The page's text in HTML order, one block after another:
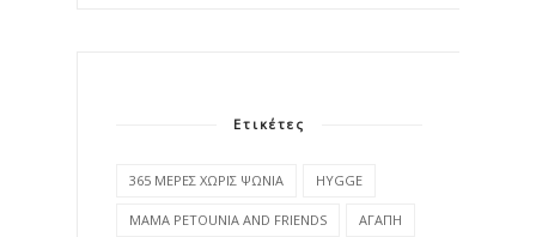
Ετικέτες
365 ΜΕΡΕΣ ΧΩΡΙΣ ΨΩΝΙΑ HYGGE
MAMA PETOUNIA AND FRIENDS ΑΓΑΠΗ